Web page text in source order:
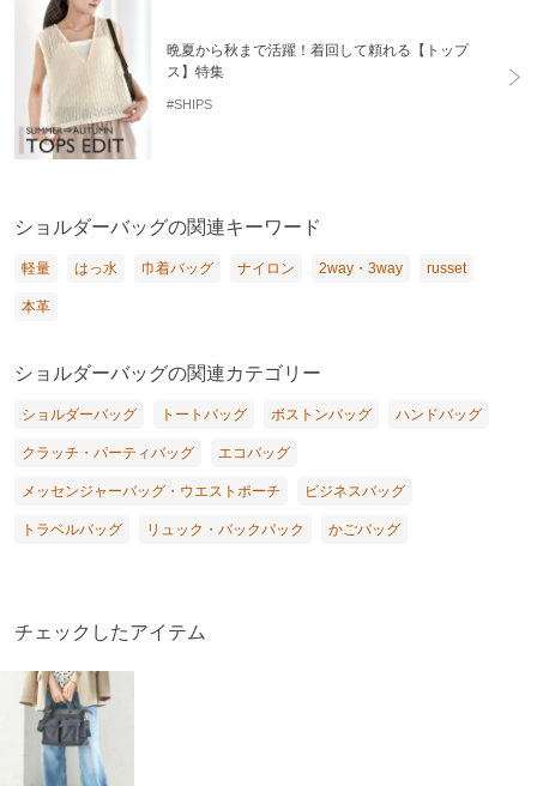
晩夏から秋まで活躍！着回して頼れる【トップ
ス】特集
#SHIPS
ショルダーバッグの関連キーワード
軽量 はっ水 巾着バッグ ナイロン 2way・3way russet
本革
ショルダーバッグの関連カテゴリー
ショルダーバッグ トートバッグ ボストンバッグ ハンドバッグ
クラッチ・パーティバッグ エコバッグ
メッセンジャーバッグ・ウエストポーチ ビジネスバッグ
トラベルバッグ リュック・バックパック かごバッグ
チェックしたアイテム